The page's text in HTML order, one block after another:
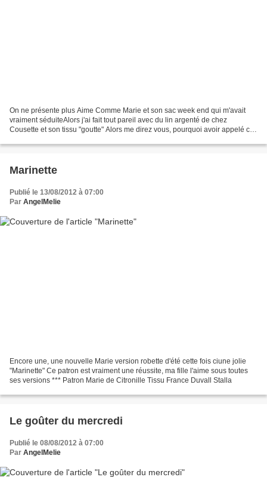
On ne présente plus Aime Comme Marie et son sac week end qui m'avait
vraiment séduiteAlors j'ai fait tout pareil avec du lin argenté de chez
Cousette et son tissu "goutte" Alors me direz vous, pourquoi avoir appelé ce
Marinette
Publié le 13/08/2012 à 07:00
Par AngelMelie
Encore une, une nouvelle Marie version robette d'été cette fois ciune jolie
"Marinette" Ce patron est vraiment une réussite, ma fille l'aime sous toutes
ses versions *** Patron Marie de Citronille Tissu France Duvall Stalla
Le goûter du mercredi
Publié le 08/08/2012 à 07:00
Par AngelMelie